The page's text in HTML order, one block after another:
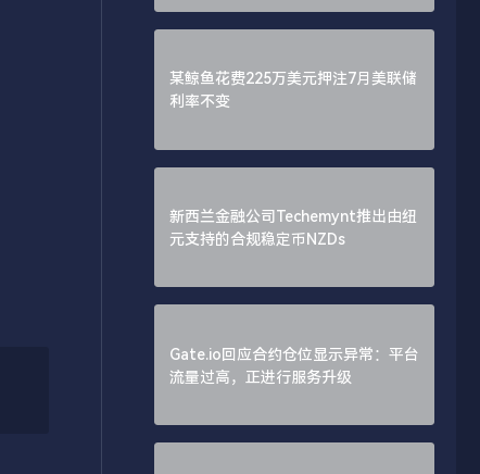
某鲸鱼花费225万美元押注7月美联储
利率不变
新西兰金融公司Techemynt推出由纽
元支持的合规稳定币NZDs
Gate.io回应合约仓位显示异常：平台
流量过高，正进行服务升级